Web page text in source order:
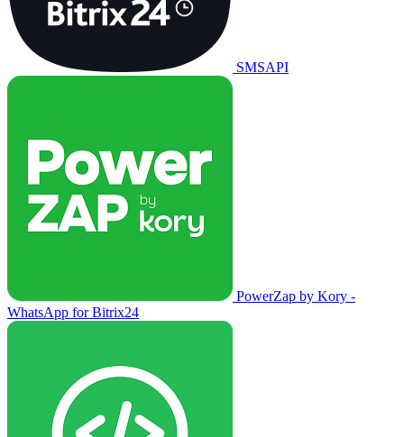
SMSAPI
PowerZap by Kory -
WhatsApp for Bitrix24